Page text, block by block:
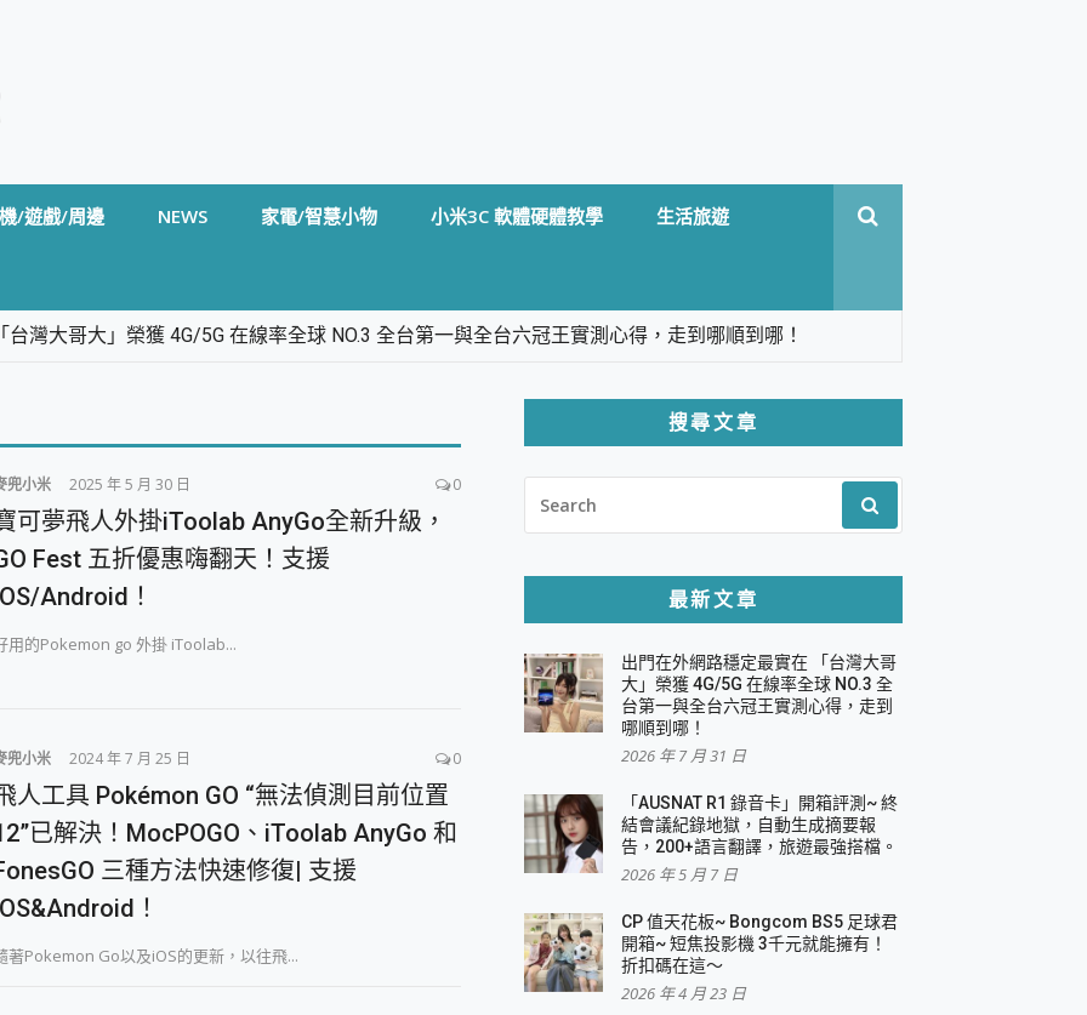
/遊戲/周邊 NEWS 家電/智慧小物 小米3C 軟體硬體教學 生活旅遊
灣大哥大」榮獲 4G/5G 在線率全球 NO.3 全台第一與全台六冠王實測心得，走到哪順到哪！
的 FireCuda X1070 SSD 固態硬碟開箱 評測
全無線設計 SpotCam Solo Eco 太陽能防水雲端攝影機 SpotCam Solo 3 2.5K高畫質戶外攝影機 開箱 評
14 AI+ D3MG-031TW 14吋 開箱評價，AI輕薄商務筆電 Copilot+ PC
16 Pro 開箱評價~ 2 億畫素 LumaColor 影像、持久續航與 IP69K 高防護
系列保護貼怎麼選？imos AR 低反光玻璃、藍寶石鏡頭貼與軍規防摔殼完整開箱評價
Watch 5 開箱 評測
聯想 Yoga Book 9 14吋 AI輕薄筆電 開箱 評測
60 系列 與 Moto | Swarovski razr 60 冰藍限定版本 開箱 評測
讓您輕鬆的移除與格式化有防寫保護的隨身碟或SD卡
AI 好幫手! VideoProc Converter AI 新版全解析 × 年末優惠，一篇全看懂
藍牙音響 氛圍情境燈 我通通都要！ Starfish 2 幻彩膠囊投影機｜結合「 智慧投影 & 煥彩流動 」的沈浸
驗 GravaStar Mercury K1 系列 異星機械鍵盤與 Mercury X 系列 輕量無線電競滑鼠 開箱 評測
師！MSI MPG 491CQP QD-OLED 超寬曲面電競螢幕，多工辦公、爽度滿滿的終極桌面體驗
護來囉！ imos 首家導入 UL MCV 行銷宣告驗證的手機配件品牌
家 歡慶 EaseUS 21 週年到來，「Slogan 海報徵稿活動」好康大放送
的 ONPRO MagReact MXs2 5000mAh薄型磁吸無線急速行動電源 開箱 評測
POCKET PRO 穿戴式智慧冷暖調溫裝置 開箱 評測
全新升級，GO Fest 五折優惠嗨翻天！支援 iOS/Android！
與 S25 Ultra 誰能滿足全場景拍攝需求？
智慧錄音膠囊~ 您的AI 秘書已上線 每月免費送你 300分鐘轉寫
亞奇雷 AI・Gaming・創作儲存方案登場，趕快來AGI亞奇雷挑戰任務抽 PS5！
兜小米 2025 年 5 月 30 日 0
可夢飛人外掛iToolab AnyGo全新升級，
Fest 五折優惠嗨翻天！支援
Android！
用的Pokemon go 外掛 iToolab...
兜小米 2024 年 7 月 25 日 0
人工具 Pokémon GO “無法偵測目前位置
已解決！MocPOGO、iToolab AnyGo 和
三種方法快速修復| 支援
！
著Pokemon Go以及iOS的更新，以往飛...
搜尋文章
FOR:
最新文章
出門在外網路穩定最實在 「台灣大哥
大」榮獲 4G/5G 在線率全球 NO.3 全
台第一與全台六冠王實測心得，走到
哪順到哪！
2026 年 7 月 31 日
「AUSNAT R1 錄音卡」開箱評測~ 終
結會議紀錄地獄，自動生成摘要報
告，200+語言翻譯，旅遊最強搭檔。
2026 年 5 月 7 日
CP 值天花板~ Bongcom BS5 足球君
開箱~ 短焦投影機 3千元就能擁有！
折扣碼在這～
2026 年 4 月 23 日